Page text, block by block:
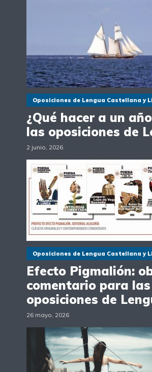
Oposiciones de Lengua Castellana y
¿Qué hacer a un
las oposiciones de
2 junio, 2026
Oposiciones de Lengua Castellana y
Efecto Pigmalión:
comentario para las
oposiciones de
26 mayo, 2026